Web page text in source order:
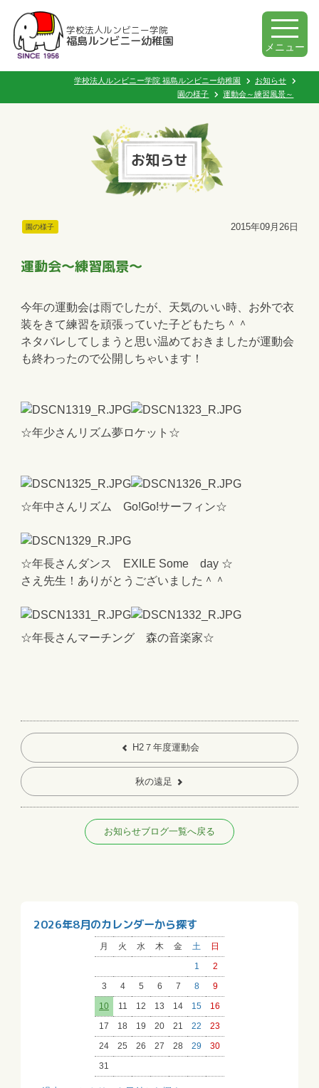
学校法人ルンビニー学院
福島ルンビニー幼稚園 メニュー
学校法人ルンビニー学院 福島ルンビニー幼稚園
お知らせ
園の様子
運動会～練習風景～
お知らせ
園の様子 2015年09月26日
運動会～練習風景～
今年の運動会は雨でしたが、天気のいい時、お外で衣
装をきて練習を頑張っていた子どもたち＾＾
ネタバレしてしまうと思い温めておきましたが運動会
も終わったので公開しちゃいます！
☆年少さんリズム夢ロケット☆
☆年中さんリズム Go!Go!サーフィン☆
☆年長さんダンス EXILE Some day ☆
さえ先生！ありがとうございました＾＾
☆年長さんマーチング 森の音楽家☆
H2７年度運動会
秋の遠足
お知らせブログ一覧へ戻る
2026年8月のカレンダーから探す
月 火 水 木 金 土 日
1 2
3 4 5 6 7 8 9
10 11 12 13 14 15 16
17 18 19 20 21 22 23
24 25 26 27 28 29 30
31